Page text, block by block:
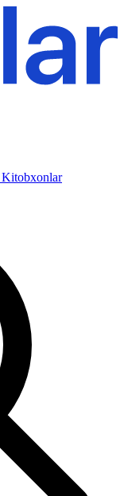
Kitobxonlar